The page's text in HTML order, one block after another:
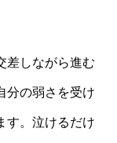
差しながら進む
分の弱さを受け
す。泣けるだけ